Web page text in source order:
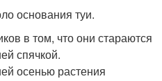
основания туи.
в том, что они стараются
спячкой.
осенью растения